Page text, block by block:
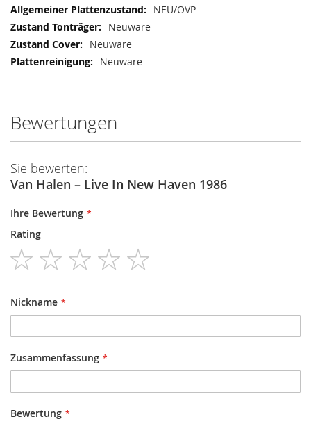
NEU/OVP
Neuware
Neuware
Neuware
Bewertungen
Sie bewerten:
Van Halen – Live In New Haven 1986
Ihre Bewertung
Rating
1
star
2
stars
3
stars
4
stars
Nickname
Zusammenfassung
Bewertung